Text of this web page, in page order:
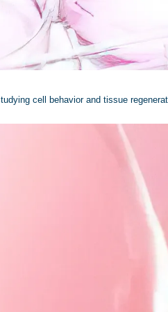
cell behavior and tissue